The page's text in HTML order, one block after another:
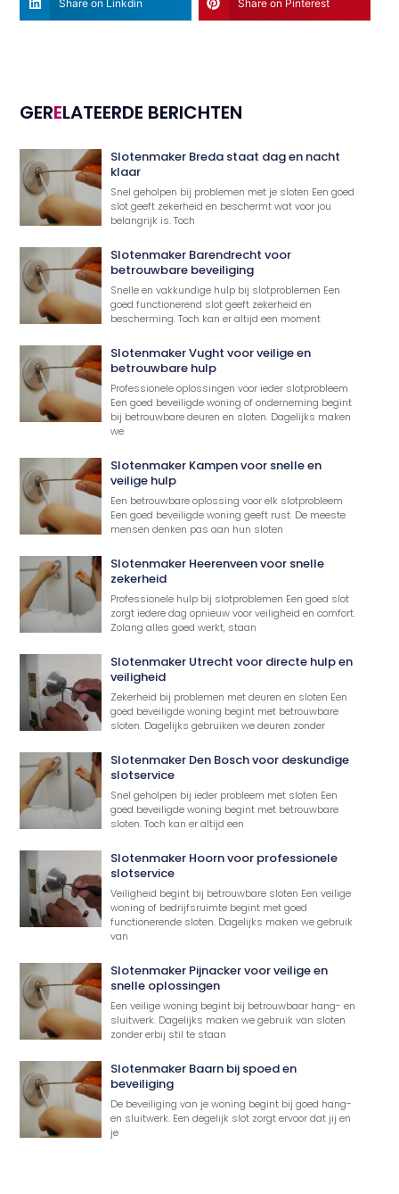
Share on Linkdin Share on Pinterest
GERELATEERDE BERICHTEN
Slotenmaker Breda staat dag en nacht
klaar
Snel geholpen bij problemen met je sloten Een goed
slot geeft zekerheid en beschermt wat voor jou
belangrijk is. Toch
Slotenmaker Barendrecht voor
betrouwbare beveiliging
Snelle en vakkundige hulp bij slotproblemen Een
goed functionerend slot geeft zekerheid en
bescherming. Toch kan er altijd een moment
Slotenmaker Vught voor veilige en
betrouwbare hulp
Professionele oplossingen voor ieder slotprobleem
Een goed beveiligde woning of onderneming begint
bij betrouwbare deuren en sloten. Dagelijks maken
we
Slotenmaker Kampen voor snelle en
veilige hulp
Een betrouwbare oplossing voor elk slotprobleem
Een goed beveiligde woning geeft rust. De meeste
mensen denken pas aan hun sloten
Slotenmaker Heerenveen voor snelle
zekerheid
Professionele hulp bij slotproblemen Een goed slot
zorgt iedere dag opnieuw voor veiligheid en comfort.
Zolang alles goed werkt, staan
Slotenmaker Utrecht voor directe hulp en
veiligheid
Zekerheid bij problemen met deuren en sloten Een
goed beveiligde woning begint met betrouwbare
sloten. Dagelijks gebruiken we deuren zonder
Slotenmaker Den Bosch voor deskundige
slotservice
Snel geholpen bij ieder probleem met sloten Een
goed beveiligde woning begint met betrouwbare
sloten. Toch kan er altijd een
Slotenmaker Hoorn voor professionele
slotservice
Veiligheid begint bij betrouwbare sloten Een veilige
woning of bedrijfsruimte begint met goed
functionerende sloten. Dagelijks maken we gebruik
van
Slotenmaker Pijnacker voor veilige en
snelle oplossingen
Een veilige woning begint bij betrouwbaar hang- en
sluitwerk. Dagelijks maken we gebruik van sloten
zonder erbij stil te staan
Slotenmaker Baarn bij spoed en
beveiliging
De beveiliging van je woning begint bij goed hang-
en sluitwerk. Een degelijk slot zorgt ervoor dat jij en
je